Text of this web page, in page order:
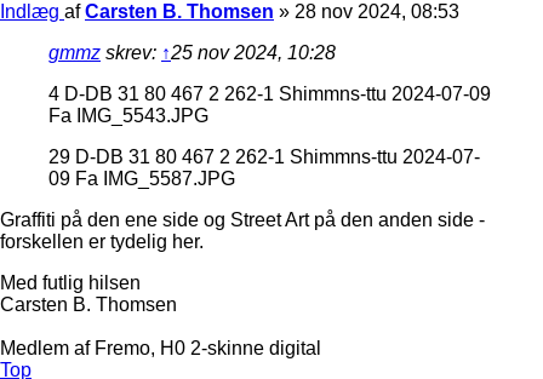
Indlæg afCarsten B. Thomsen » 28 nov 2024, 08:53
gmmz skrev: ↑25 nov 2024, 10:28
4 D-DB 31 80 467 2 262-1 Shimmns-ttu 2024-07-09
Fa IMG_5543.JPG
29 D-DB 31 80 467 2 262-1 Shimmns-ttu 2024-07-
09 Fa IMG_5587.JPG
Graffiti på den ene side og Street Art på den anden side -
forskellen er tydelig her.
Med futlig hilsen
Carsten B. Thomsen
Medlem af Fremo, H0 2-skinne digital
Top